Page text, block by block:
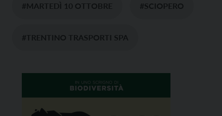
#MARTEDÌ 10 OTTOBRE #SCIOPERO
#TRENTINO TRASPORTI SPA